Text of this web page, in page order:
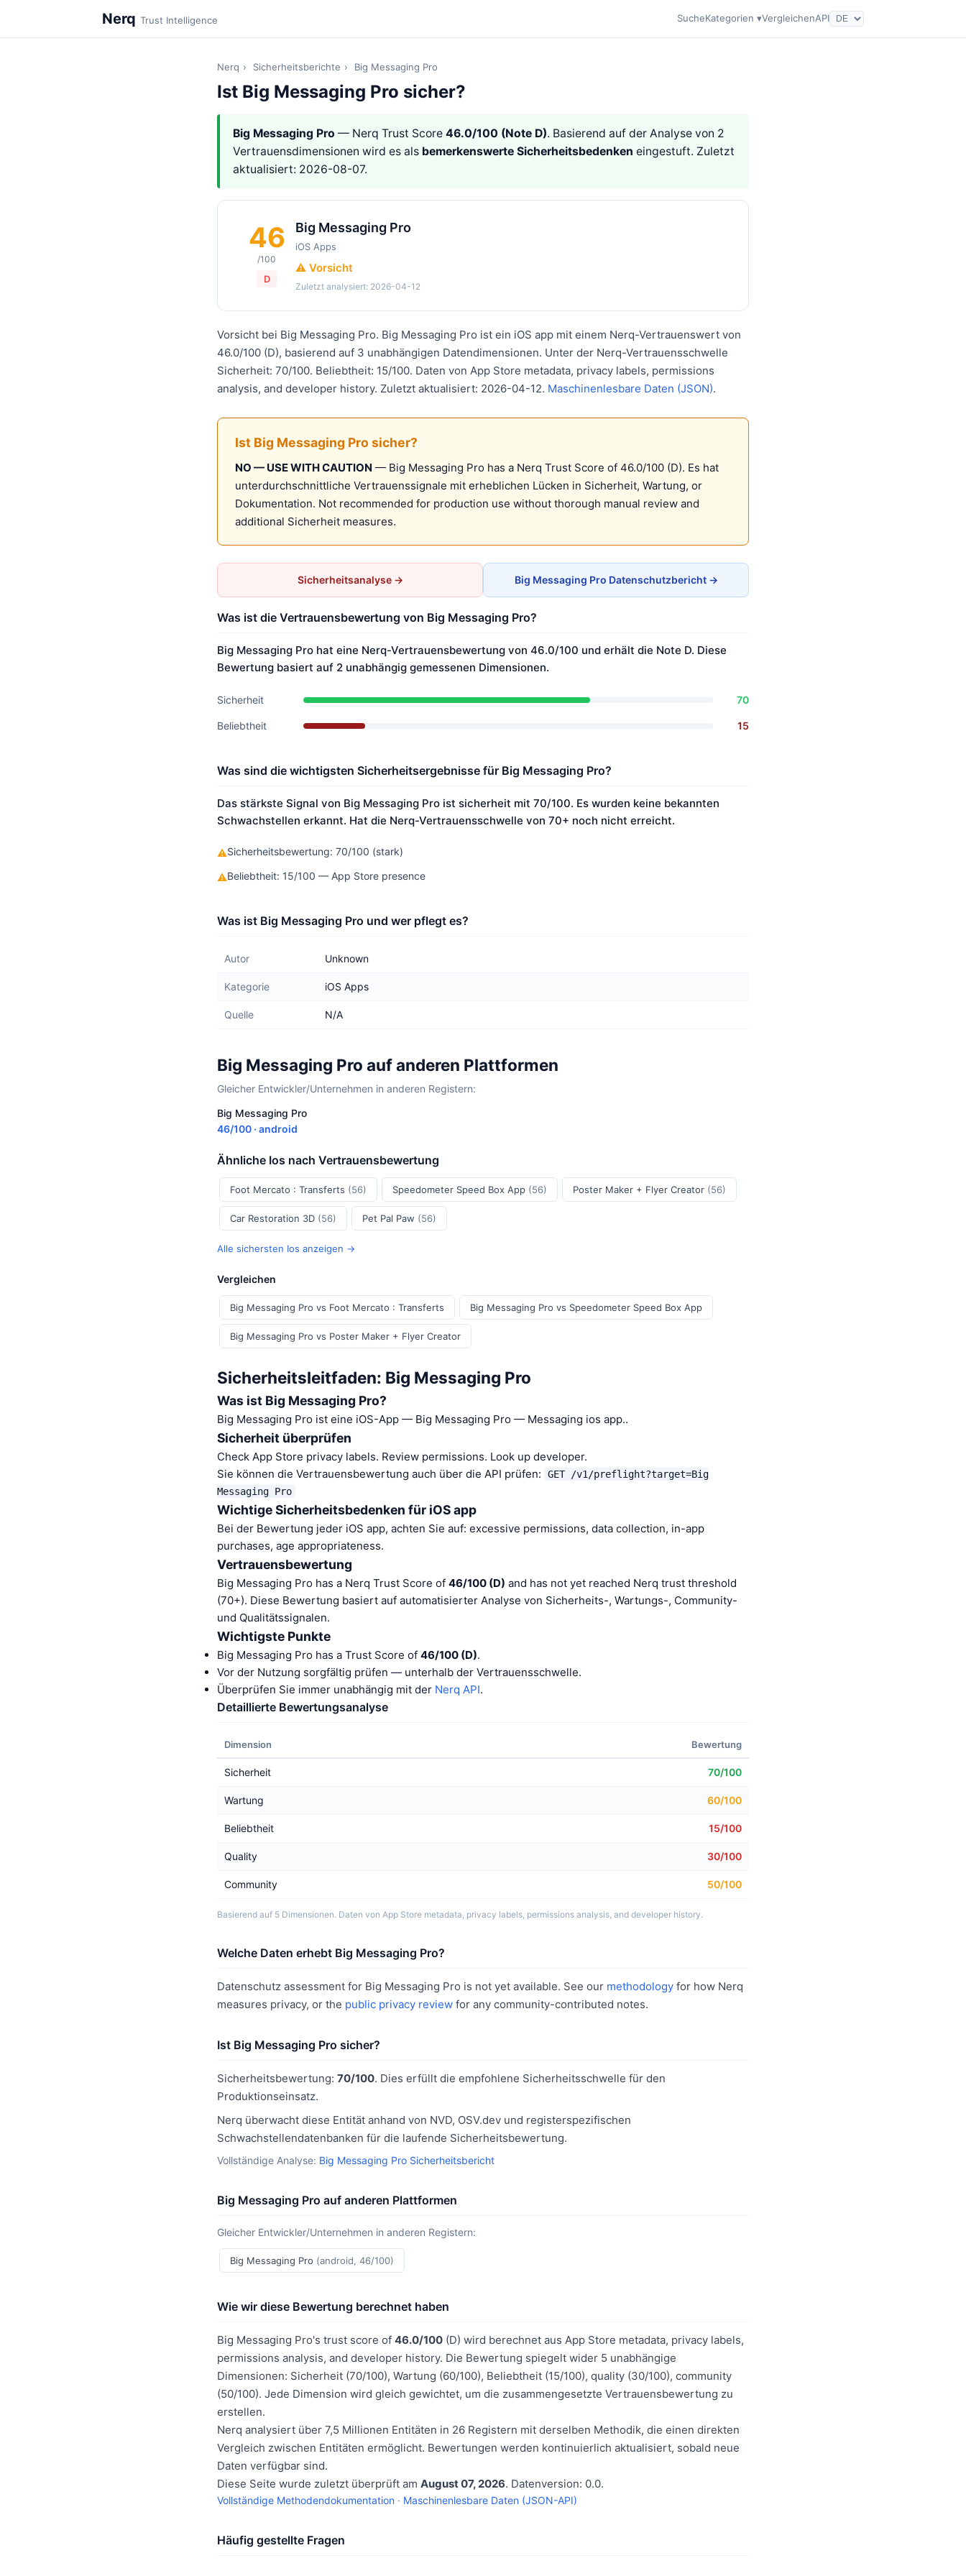
Nerq Trust Intelligence SucheKategorien ▾VergleichenAPI
Nerq › Sicherheitsberichte › Big Messaging Pro
Ist Big Messaging Pro sicher?
Big Messaging Pro — Nerq Trust Score 46.0/100 (Note D). Basierend auf der Analyse von 2
Vertrauensdimensionen wird es als bemerkenswerte Sicherheitsbedenken eingestuft. Zuletzt
aktualisiert: 2026-08-07.
46
/100
D
Big Messaging Pro
iOS Apps
⚠️ Vorsicht
Zuletzt analysiert: 2026-04-12
Vorsicht bei Big Messaging Pro. Big Messaging Pro ist ein iOS app mit einem Nerq-Vertrauenswert von
46.0/100 (D), basierend auf 3 unabhängigen Datendimensionen. Unter der Nerq-Vertrauensschwelle
Sicherheit: 70/100. Beliebtheit: 15/100. Daten von App Store metadata, privacy labels, permissions
analysis, and developer history. Zuletzt aktualisiert: 2026-04-12. Maschinenlesbare Daten (JSON).
Ist Big Messaging Pro sicher?
NO — USE WITH CAUTION — Big Messaging Pro has a Nerq Trust Score of 46.0/100 (D). Es hat
unterdurchschnittliche Vertrauenssignale mit erheblichen Lücken in Sicherheit, Wartung, or
Dokumentation. Not recommended for production use without thorough manual review and
additional Sicherheit measures.
Sicherheitsanalyse → Big Messaging Pro Datenschutzbericht →
Was ist die Vertrauensbewertung von Big Messaging Pro?
Big Messaging Pro hat eine Nerq-Vertrauensbewertung von 46.0/100 und erhält die Note D. Diese
Bewertung basiert auf 2 unabhängig gemessenen Dimensionen.
Sicherheit 70
Beliebtheit 15
Was sind die wichtigsten Sicherheitsergebnisse für Big Messaging Pro?
Das stärkste Signal von Big Messaging Pro ist sicherheit mit 70/100. Es wurden keine bekannten
Schwachstellen erkannt. Hat die Nerq-Vertrauensschwelle von 70+ noch nicht erreicht.
⚠Sicherheitsbewertung: 70/100 (stark)
⚠Beliebtheit: 15/100 — App Store presence
Was ist Big Messaging Pro und wer pflegt es?
Autor Unknown
Kategorie iOS Apps
Quelle N/A
Big Messaging Pro auf anderen Plattformen
Gleicher Entwickler/Unternehmen in anderen Registern:
Big Messaging Pro
46/100 · android
Ähnliche Ios nach Vertrauensbewertung
Foot Mercato : Transferts (56) Speedometer Speed Box App (56) Poster Maker + Flyer Creator (56)
Car Restoration 3D (56) Pet Pal Paw (56)
Alle sichersten Ios anzeigen →
Vergleichen
Big Messaging Pro vs Foot Mercato : Transferts Big Messaging Pro vs Speedometer Speed Box App
Big Messaging Pro vs Poster Maker + Flyer Creator
Sicherheitsleitfaden: Big Messaging Pro
Was ist Big Messaging Pro?
Big Messaging Pro ist eine iOS-App — Big Messaging Pro — Messaging ios app..
Sicherheit überprüfen
Check App Store privacy labels. Review permissions. Look up developer.
Sie können die Vertrauensbewertung auch über die API prüfen:
GET /v1/preflight?target=Big
Messaging Pro
Wichtige Sicherheitsbedenken für iOS app
Bei der Bewertung jeder iOS app, achten Sie auf: excessive permissions, data collection, in-app
purchases, age appropriateness.
Vertrauensbewertung
Big Messaging Pro has a Nerq Trust Score of 46/100 (D) and has not yet reached Nerq trust threshold
(70+). Diese Bewertung basiert auf automatisierter Analyse von Sicherheits-, Wartungs-, Community-
und Qualitätssignalen.
Wichtigste Punkte
Big Messaging Pro has a Trust Score of 46/100 (D).
Vor der Nutzung sorgfältig prüfen — unterhalb der Vertrauensschwelle.
Überprüfen Sie immer unabhängig mit der Nerq API.
Detaillierte Bewertungsanalyse
Dimension Bewertung
Sicherheit 70/100
Wartung 60/100
Beliebtheit 15/100
Quality 30/100
Community 50/100
Basierend auf 5 Dimensionen. Daten von App Store metadata, privacy labels, permissions analysis, and developer history.
Welche Daten erhebt Big Messaging Pro?
Datenschutz assessment for Big Messaging Pro is not yet available. See our methodology for how Nerq
measures privacy, or the public privacy review for any community-contributed notes.
Ist Big Messaging Pro sicher?
Sicherheitsbewertung: 70/100. Dies erfüllt die empfohlene Sicherheitsschwelle für den
Produktionseinsatz.
Nerq überwacht diese Entität anhand von NVD, OSV.dev und registerspezifischen
Schwachstellendatenbanken für die laufende Sicherheitsbewertung.
Vollständige Analyse: Big Messaging Pro Sicherheitsbericht
Big Messaging Pro auf anderen Plattformen
Gleicher Entwickler/Unternehmen in anderen Registern:
Big Messaging Pro (android, 46/100)
Wie wir diese Bewertung berechnet haben
Big Messaging Pro's trust score of 46.0/100 (D) wird berechnet aus App Store metadata, privacy labels,
permissions analysis, and developer history. Die Bewertung spiegelt wider 5 unabhängige
Dimensionen: Sicherheit (70/100), Wartung (60/100), Beliebtheit (15/100), quality (30/100), community
(50/100). Jede Dimension wird gleich gewichtet, um die zusammengesetzte Vertrauensbewertung zu
erstellen.
Nerq analysiert über 7,5 Millionen Entitäten in 26 Registern mit derselben Methodik, die einen direkten
Vergleich zwischen Entitäten ermöglicht. Bewertungen werden kontinuierlich aktualisiert, sobald neue
Daten verfügbar sind.
Diese Seite wurde zuletzt überprüft am August 07, 2026. Datenversion: 0.0.
Vollständige Methodendokumentation · Maschinenlesbare Daten (JSON-API)
Häufig gestellte Fragen